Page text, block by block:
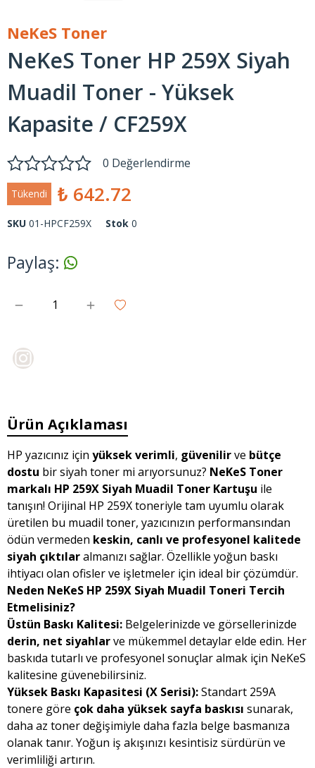
NeKeS Toner
NeKeS Toner HP 259X Siyah
Muadil Toner - Yüksek
Kapasite / CF259X
0 Değerlendirme
Tükendi ₺ 642.72
SKU 01-HPCF259X Stok 0
Paylaş:
Ürün Açıklaması
HP yazıcınız için yüksek verimli, güvenilirve bütçe
dostu bir siyah toner mi arıyorsunuz? NeKeS Toner
markalı HP 259X Siyah Muadil Toner Kartuşu ile
tanışın! Orijinal HP 259X toneriyle tam uyumlu olarak
üretilen bu muadil toner, yazıcınızın performansından
ödün vermeden keskin, canlı ve profesyonel kalitede
siyah çıktılaralmanızı sağlar. Özellikle yoğun baskı
ihtiyacı olan ofisler ve işletmeler için ideal bir çözümdür.
Neden NeKeS HP 259X Siyah Muadil Toneri Tercih
Etmelisiniz?
Üstün Baskı Kalitesi: Belgelerinizde ve görsellerinizde
derin, net siyahlarve mükemmel detaylar elde edin. Her
baskıda tutarlı ve profesyonel sonuçlar almak için NeKeS
kalitesine güvenebilirsiniz.
Yüksek Baskı Kapasitesi (X Serisi):Standart 259A
tonere göre çok daha yüksek sayfa baskısı sunarak,
daha az toner değişimiyle daha fazla belge basmanıza
olanak tanır. Yoğun iş akışınızı kesintisiz sürdürün ve
verimliliği artırın.